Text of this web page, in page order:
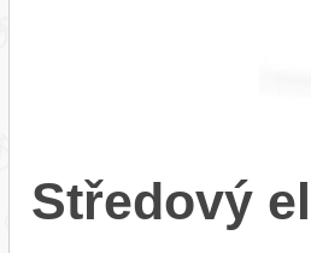
Středový